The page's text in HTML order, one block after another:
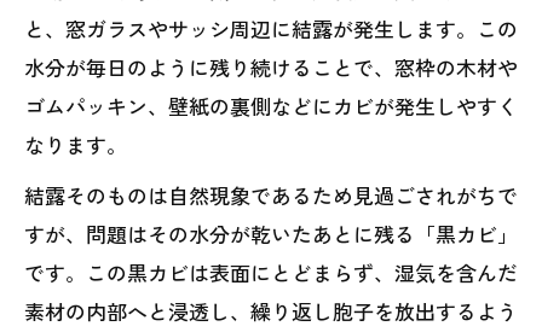
と、窓ガラスやサッシ周辺に結露が発生します。この
水分が毎日のように残り続けることで、窓枠の木材や
ゴムパッキン、壁紙の裏側などにカビが発生しやすく
なります。
結露そのものは自然現象であるため見過ごされがちで
すが、問題はその水分が乾いたあとに残る「黒カビ」
です。この黒カビは表面にとどまらず、湿気を含んだ
素材の内部へと浸透し、繰り返し胞子を放出するよう